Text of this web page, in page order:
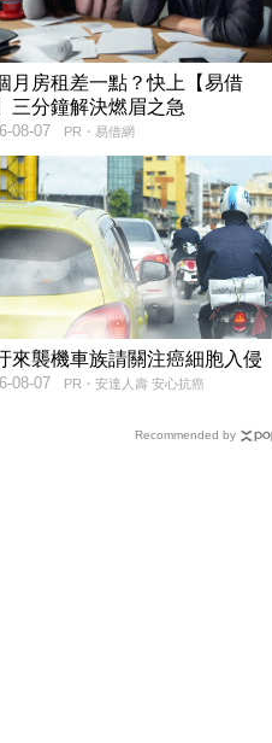
月房租差一點？快上【易借
三分鐘解決燃眉之急
PR・易借網
08-07
來襲機車族請關注癌細胞入侵
PR・安達人壽 安心抗癌
08-07
Recommended by